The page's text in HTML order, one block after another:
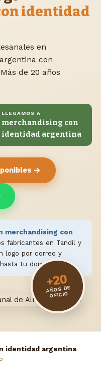
identidad
en
con
de 20 años
LLEGAMOS A
merchandising con
identidad argentina
merchandising con
fabricantes en Tandil y
logo por correo y
tu domicilio.
+20
AÑOS DE
OFICIO
identidad argentina